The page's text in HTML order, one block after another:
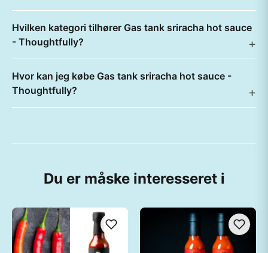
Hvilken kategori tilhører Gas tank sriracha hot sauce
- Thoughtfully?
Hvor kan jeg købe Gas tank sriracha hot sauce -
Thoughtfully?
Du er måske interesseret i